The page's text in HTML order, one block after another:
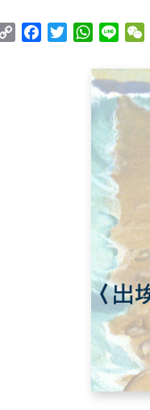
Copy
Facebook
TwitterWhatsApp
Line